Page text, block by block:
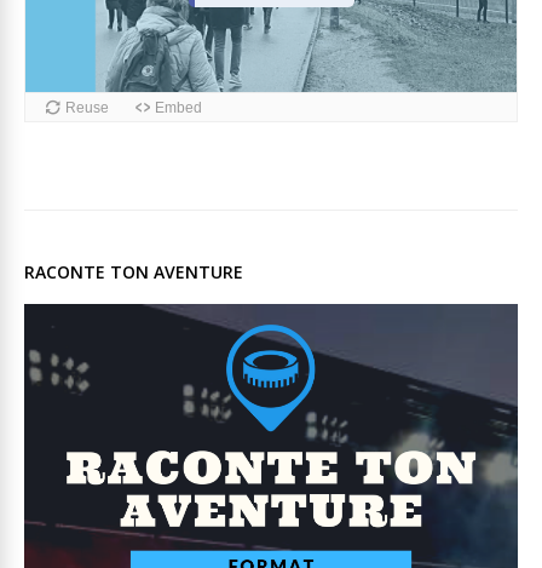
RACONTE TON AVENTURE